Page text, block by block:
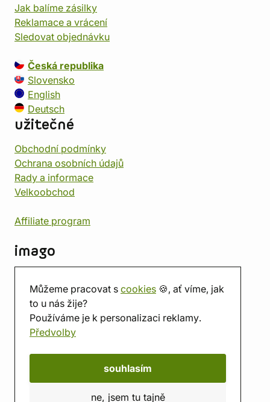
Můžeme pracovat s cookies 🍪, ať víme, jak
to u nás žije?
Používáme je k personalizaci reklamy.
Předvolby
souhlasím
ne, jsem tu tajně
Jak balíme zásilky
Reklamace a vrácení
Sledovat objednávku
Česká republika
Slovensko
English
Deutsch
užitečné
Obchodní podmínky
Ochrana osobních údajů
Rady a informace
Velkoobchod
Affiliate program
imago
Prodejna
Herna
O nás
Hodnocení obchodu